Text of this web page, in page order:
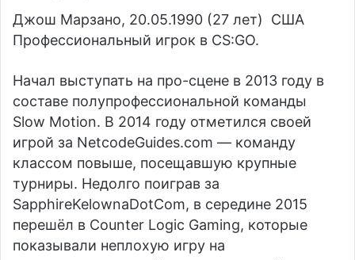
Джош Марзано, 20.05.1990 (27 лет)
США
Профессиональный игрок в CS:GO.
Начал выступать на про-сцене в 2013 году в
составе полупрофессиональной команды
Slow Motion. В 2014 году отметился своей
игрой за NetcodeGuides.com — команду
классом повыше, посещавшую крупные
турниры. Недолго поиграв за
SapphireKelownaDotCom, в середине 2015
перешёл в Counter Logic Gaming, которые
показывали неплохую игру на